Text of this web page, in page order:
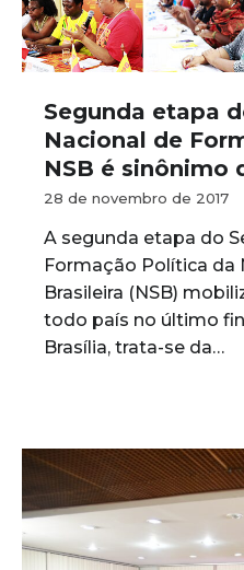
Segunda etapa
Nacional de
NSB é sinônimo
28 de novembro de 2017
A segunda etapa do
Formação Política da
Brasileira (NSB)
todo país no último
Brasília, trata-se da…